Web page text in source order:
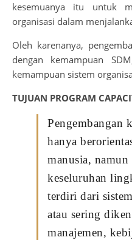
kesemuanya itu untuk
organisasi dalam
Oleh karenanya,
dengan kemampuan
kemampuan sistem
TUJUAN PROGRAM
Pengembangan
hanya
manusia, namun
keseluruhan
terdiri dari
atau sering
manajemen,